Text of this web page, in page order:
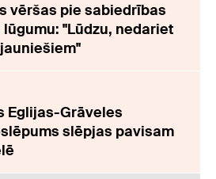
vēršas pie sabiedrības
"Lūdzu, nedariet
Eglijas-Grāveles
slēpjas pavisam